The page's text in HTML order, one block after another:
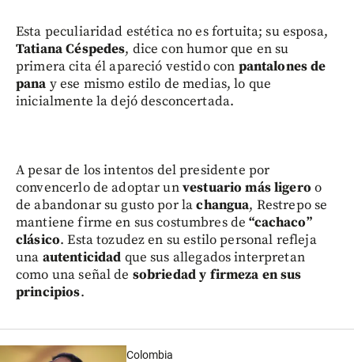
Esta peculiaridad estética no es fortuita; su esposa,
Tatiana Céspedes, dice con humor que en su
primera cita él apareció vestido con pantalones de
pana y ese mismo estilo de medias, lo que
inicialmente la dejó desconcertada.
A pesar de los intentos del presidente por
convencerlo de adoptar unvestuario más ligero o
de abandonar su gusto por lachangua, Restrepo se
mantiene firme en sus costumbres de“cachaco”
clásico. Esta tozudez en su estilo personal refleja
una autenticidad que sus allegados interpretan
como una señal de sobriedad y firmeza en sus
principios.
Colombia